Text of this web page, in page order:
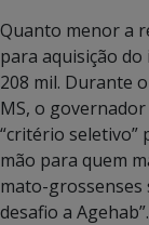
Quanto menor a
para aquisição do
208 mil. Durante
MS, o
“critério seletivo”
mão para quem
mato-grossenses
desafio a Agehab”.